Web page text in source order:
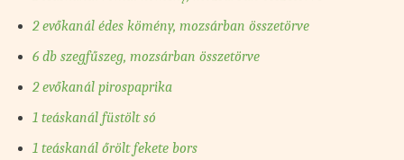
2 evőkanál édes kömény, mozsárban összetörve
6 db szegfűszeg, mozsárban összetörve
2 evőkanál pirospaprika
1 teáskanál füstölt só
1 teáskanál őrölt fekete bors